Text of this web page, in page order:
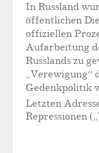
In Russland
öffentlichen
offiziellen
Aufarbeitung
Russlands zu
„Verewigung“
Gedenkpolitik
Letzten
Repressionen